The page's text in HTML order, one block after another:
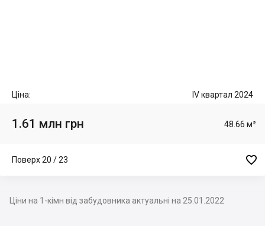
Ціна: IV квартал 2024
1.61 млн грн 48.66 м²
Поверх 20 / 23 
Ціни на 1-кімн від забудовника актуальні на 25.01.2022